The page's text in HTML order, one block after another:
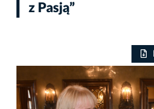
z Pasją”